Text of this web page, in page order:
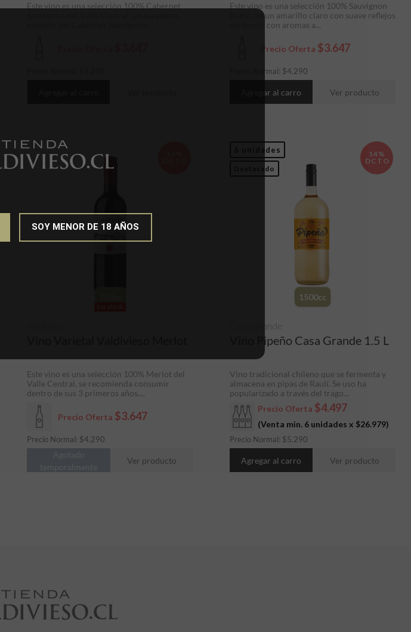
Este vino es una selección 100% Cabernet
Precio Oferta $3.647
Precio Normal: $4.290
Este vino es una selección 100% Sauvignon
Blanc, de un amarillo claro con suave reflejos
verdosos, con aromas a...
Agregar al carro Ver producto
Precio Oferta $3.647
Precio Normal: $4.290
Este vino es una selección 100% Merlot del
Valle Central, se recomienda consumir
dentro de sus 3 primeros años....
Agotado
temporalmente
Ver producto
6 unidades
Destacado
14%
DCTO
1500cc
Vino Pipeño Casa Grande 1.5 L
(Venta min. 6 unidades x $26.979)
Precio Oferta $4.497
Precio Normal: $5.290
Casa Grande
Vino tradicional chileno que se fermenta y
almacena en pipas de Raulí. Se uso ha
popularizado a través del trago...
Agregar al carro Ver producto
SOY MENOR DE 18 AÑOS